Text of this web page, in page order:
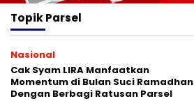
TopikParsel
Nasional
Cak Syam LIRA Manfaatkan
Momentum di Bulan Suci Ramadhan
Dengan Berbagi Ratusan Parsel